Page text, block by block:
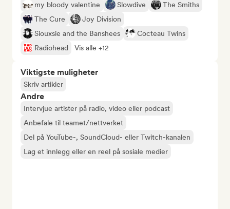
my bloody valentine Slowdive
The Smiths
The Cure
Joy Division
Siouxsie and the Banshees
Cocteau Twins
Radiohead
Vis alle +12
Viktigste muligheter
Skriv artikler
Andre
Intervjue artister på radio, video eller podcast
Anbefale til teamet/nettverket
Del på YouTube-, SoundCloud- eller Twitch-kanalen
Lag et innlegg eller en reel på sosiale medier